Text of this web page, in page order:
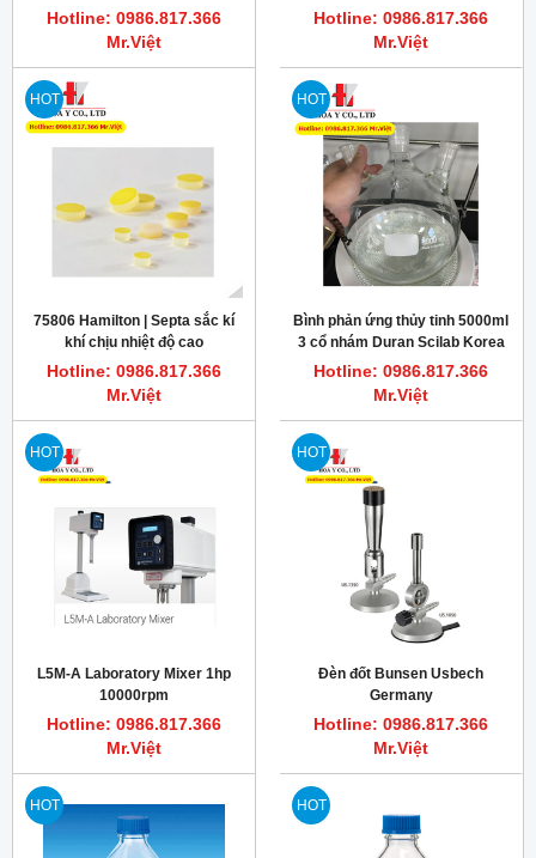
Hotline: 0986.817.366
Mr.Việt
L5MA Silverson
Hotline: 0986.817.366
Mr.Việt
HOT
75806 Hamilton | Septa sắc kí
khí chịu nhiệt độ cao
PTFE/silicone rubber 12.7 mm
Hotline: 0986.817.366
Mr.Việt
HOT
Bình phản ứng thủy tinh 5000ml
3 cổ nhám Duran Scilab Korea
Hotline: 0986.817.366
Mr.Việt
HOT
L5M-A Laboratory Mixer 1hp
10000rpm
Hotline: 0986.817.366
Mr.Việt
HOT
Đèn đốt Bunsen Usbech
Germany
Hotline: 0986.817.366
Mr.Việt
HOT HOT